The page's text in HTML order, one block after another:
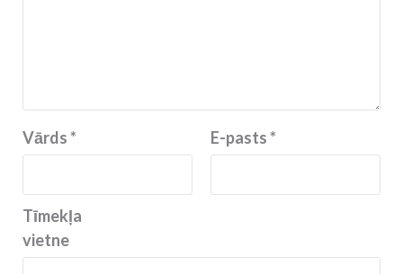
Vārds* E-pasts*
Tīmekļa
vietne